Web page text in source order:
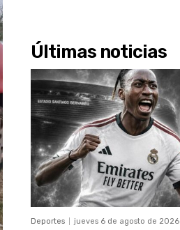
Últimas noticias
Deportes jueves 6 de agosto de 2026